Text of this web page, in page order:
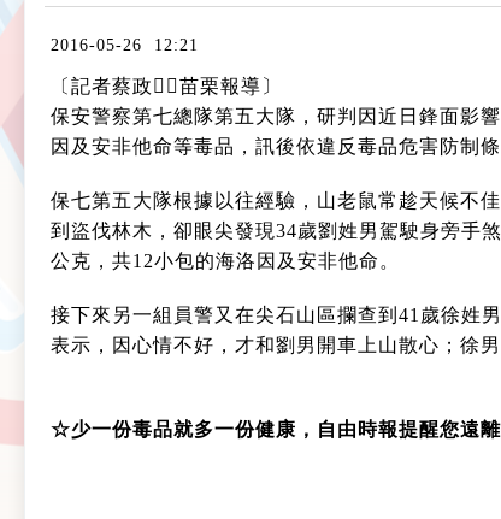
2016-05-26 12:21
〔記者蔡政／苗栗報導〕
保安警察第七總隊第五大隊，研判因近日鋒面影
因及安非他命等毒品，訊後依違反毒品危害防制條
保七第五大隊根據以往經驗，山老鼠常趁天候不
到盜伐林木，卻眼尖發現34歲劉姓男駕駛身旁手
公克，共12小包的海洛因及安非他命。
接下來另一組員警又在尖石山區攔查到41歲徐姓
表示，因心情不好，才和劉男開車上山散心；徐
☆少一份毒品就多一份健康，自由時報提醒您遠